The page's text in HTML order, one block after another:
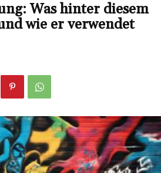
Was hinter diesem
wie er verwendet